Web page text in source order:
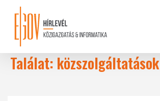
content
Találat: közszolgáltatások